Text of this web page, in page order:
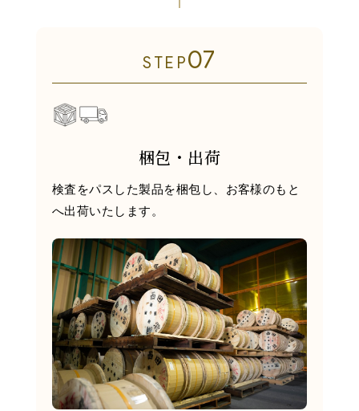
STEP07
梱包・出荷
検査をパスした製品を梱包し、お客様のもと
へ出荷いたします。